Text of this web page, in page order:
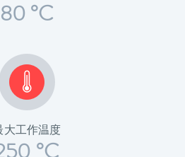
80 °C
大工作温度